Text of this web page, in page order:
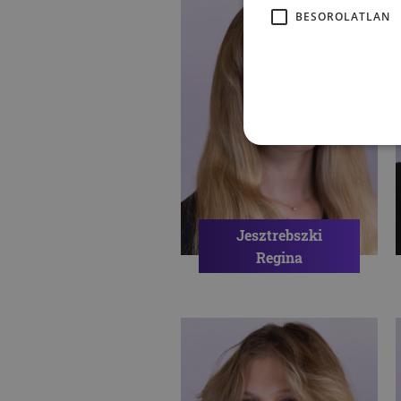
SZORONGÁS
Jesztrebszki
Regina
PÁRKAPCSOLATI PROBLÉMÁK
IDENTITÁS
ÖNÉRTÉKELÉS
BESOROLATLAN